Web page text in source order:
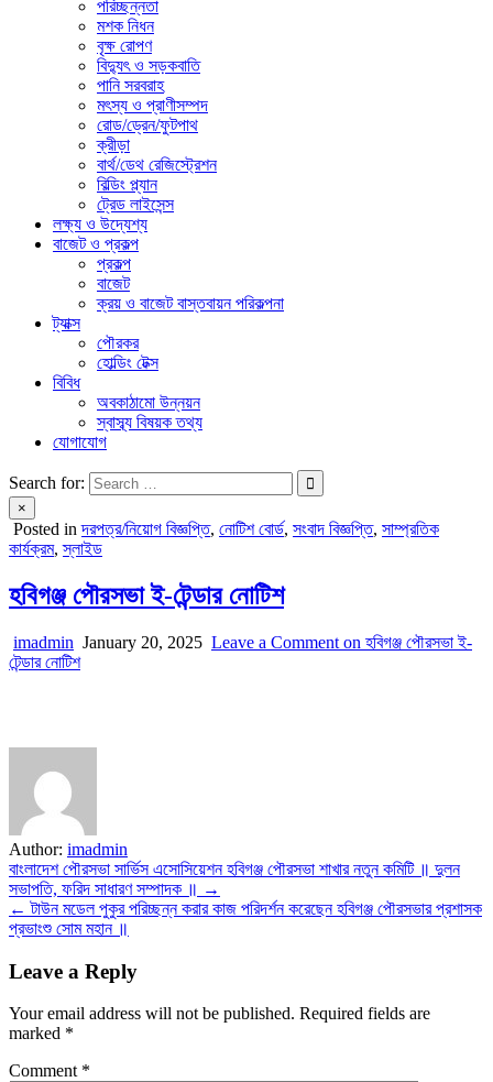
পরিচ্ছন্নতা
মশক নিধন
বৃক্ষ রোপণ
বিদ্যুৎ ও সড়কবাতি
পানি সরবরাহ
মৎস্য ও প্রাণীসম্পদ
রোড/ড্রেন/ফুটপাথ
ক্রীড়া
বার্থ/ডেথ রেজিস্ট্রেশন
বিল্ডিং প্ল্যান
ট্রেড লাইসেন্স
লক্ষ্য ও উদ্যেশ্য
বাজেট ও প্রকল্প
প্রকল্প
বাজেট
ক্রয় ও বাজেট বাস্তবায়ন পরিকল্পনা
ট্যাক্স
পৌরকর
হোল্ডিং টেক্স
বিবিধ
অবকাঠামো উন্নয়ন
স্বাস্ব্য বিষয়ক তথ্য
যোগাযোগ
Search for:
×
Posted inদরপত্র/নিয়োগ বিজ্ঞপ্তি, নোটিশ বোর্ড, সংবাদ বিজ্ঞপ্তি, সাম্প্রতিক
কার্যক্রম,স্লাইড
হবিগঞ্জ পৌরসভা ই-টেন্ডার নোটিশ
imadmin January 20, 2025 Leave a Comment on হবিগঞ্জ পৌরসভা ই-
টেন্ডার নোটিশ
Author: imadmin
Post
navigation
বাংলাদেশ পৌরসভা সার্ভিস এসোসিয়েশন হবিগঞ্জ পৌরসভা শাখার নতুন কমিটি ॥ দুলন
সভাপতি, ফরিদ সাধারণ সম্পাদক ॥ →
← টাউন মডেল পুকুর পরিচ্ছন্ন করার কাজ পরিদর্শন করেছেন হবিগঞ্জ পৌরসভার প্রশাসক
প্রভাংশু সোম মহান ॥
Leave a Reply
Your email address will not be published. Required fields are
marked *
Comment *